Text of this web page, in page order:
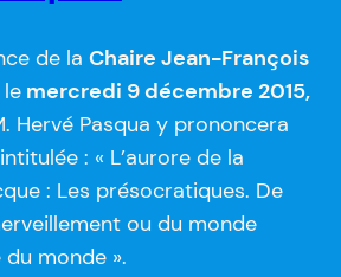
de la Chaire Jean-François
mercredi 9 décembre 2015,
Hervé Pasqua y prononcera
: « L’aurore de la
: Les présocratiques. De
ou du monde
du monde ».